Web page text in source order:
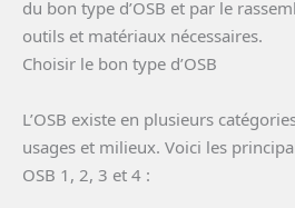
du bon type d’OSB et par le
outils et matériaux nécessaires.
Choisir le bon type d’OSB
L’OSB existe en plusieurs
usages et milieux. Voici les
OSB 1, 2, 3 et 4 :